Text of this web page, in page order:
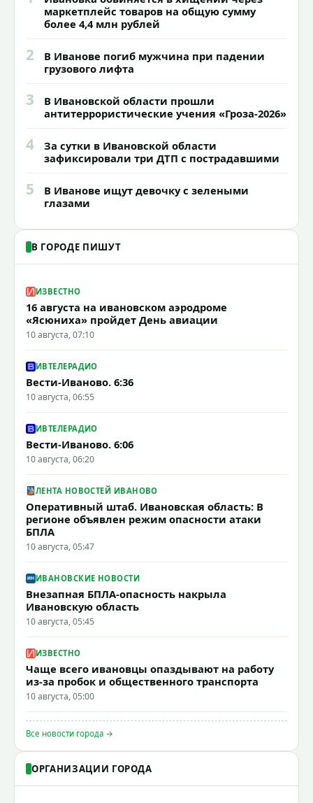
маркетплейс товаров на общую сумму
более 4,4 млн рублей
2
В Иванове погиб мужчина при падении
грузового лифта
3
В Ивановской области прошли
антитеррористические учения «Гроза-2026»
4
За сутки в Ивановской области
зафиксировали три ДТП с пострадавшими
5
В Иванове ищут девочку с зелеными
глазами
В ГОРОДЕ ПИШУТ
ИЗВЕСТНО
16 августа на ивановском аэродроме
«Ясюниха» пройдет День авиации
10 августа, 07:10
ИВТЕЛЕРАДИО
Вести-Иваново. 6:36
10 августа, 06:55
ИВТЕЛЕРАДИО
Вести-Иваново. 6:06
10 августа, 06:20
ЛЕНТА НОВОСТЕЙ ИВАНОВО
Оперативный штаб. Ивановская область: В
регионе объявлен режим опасности атаки
БПЛА
10 августа, 05:47
ИВАНОВСКИЕ НОВОСТИ
Внезапная БПЛА-опасность накрыла
Ивановскую область
10 августа, 05:45
ИЗВЕСТНО
Чаще всего ивановцы опаздывают на работу
из-за пробок и общественного транспорта
10 августа, 05:00
Все новости города →
ОРГАНИЗАЦИИ ГОРОДА